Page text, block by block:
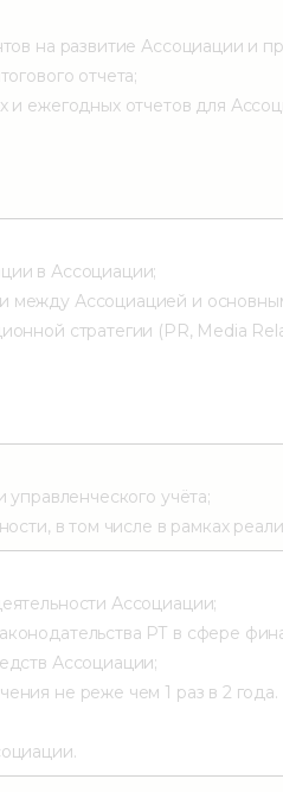
на развитие Ассоциации и
отчета;
и ежегодных отчетов для
в Ассоциации;
между Ассоциацией и
стратегии (PR, Media
управленческого учёта;
в том числе в рамках
Ассоциации;
РТ в сфере
Ассоциации;
не реже чем 1 раз в 2 года.